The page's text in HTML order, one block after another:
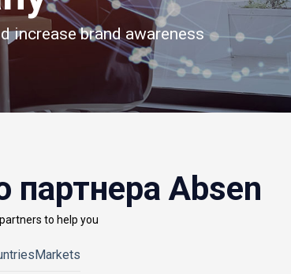
increase brand awareness
Absen
to help you
Markets